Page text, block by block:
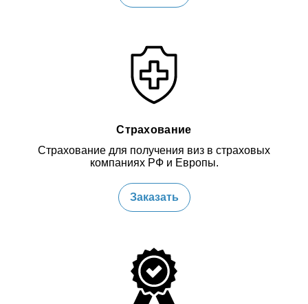
Страхование
Страхование для получения виз в страховых
компаниях РФ и Европы.
Заказать